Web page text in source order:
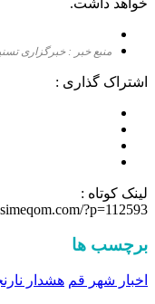
منبع خبر : خبرگزاری
اشتراک گذاری :
لینک کوتاه :
?p=112593
برچسب ها
اخبار شهر قم هشدار